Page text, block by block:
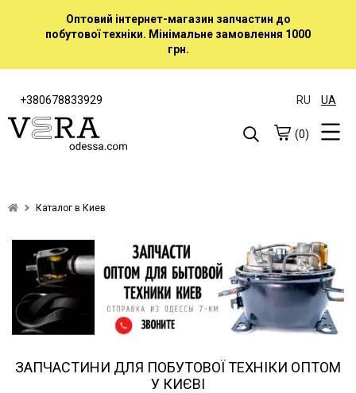
Оптовий інтернет-магазин запчастин до
побутової техніки. Мінімальне замовлення 1000
грн.
+380678833929 RU UA
(0)
Каталог в Киев
ЗАПЧАСТИНИ ДЛЯ ПОБУТОВОЇ ТЕХНІКИ ОПТОМ
У КИЄВІ